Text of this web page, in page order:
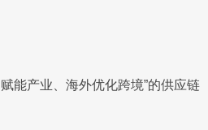
能产业、海外优化跨境”的供应链